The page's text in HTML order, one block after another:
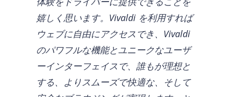
嬉しく思います。Vivaldi を利用すれば
ウェブに自由にアクセスでき、Vivaldi
のパワフルな機能とユニークなユーザ
ーインターフェイスで、誰もが理想と
する、よりスムーズで快適な、そして